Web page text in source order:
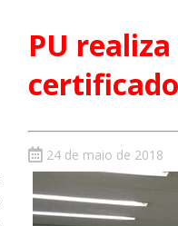
PU
24 de maio de 2018